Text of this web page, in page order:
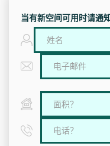
当有新空间可用时请通